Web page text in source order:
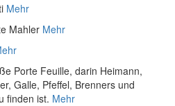
Mehr
Mahler Mehr
Porte Feuille, darin Heimann,
Galle, Pfeffel, Brenners und
finden ist. Mehr